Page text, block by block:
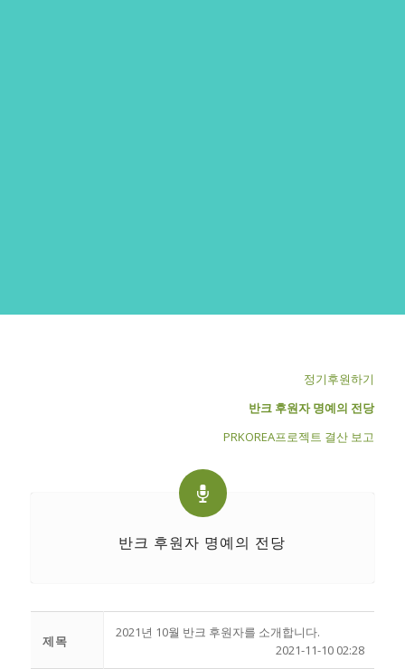
정기후원하기
반크 후원자 명예의 전당
PRKOREA프로젝트 결산 보고
반크 후원자 명예의 전당
제목
2021년 10월 반크 후원자를 소개합니다.
2021-11-10 02:28